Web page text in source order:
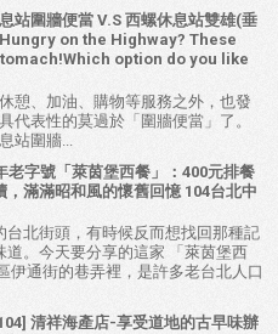
站圍牆便當 V.S 西螺休息站雙雄(垂
on the Highway? These
option do you like
憩、加油、購物等服務之外，也發
代表性的莫過於「圍牆便當」了。
站圍牆...
老字號「萊茵堡西餐」：400元排餐
滿滿昭和風的懷舊回憶 104台北中
台北街頭，有時候反而想找回那種記
道。今天要分享的這家 「萊茵堡西
伊通街的巷弄裡，是許多老台北人口
清祥海產店-享受道地的古早味辦